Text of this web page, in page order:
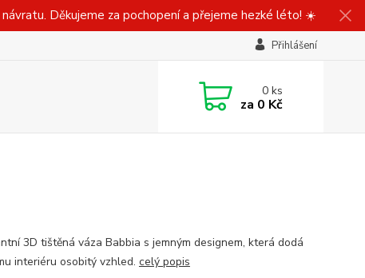
Děkujeme za pochopení a přejeme hezké léto! ☀️
Přihlášení
0ks
za 0 Kč
3D tištěná váza Babbia s jemným designem, která dodá
interiéru osobitý vzhled. celý popis